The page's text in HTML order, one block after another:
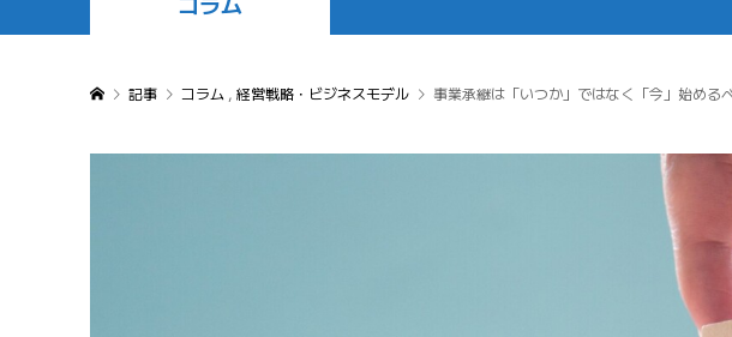
記事 コラム , 経営戦略・ビジネスモデル 事業承継は「いつか」ではなく「今」始める